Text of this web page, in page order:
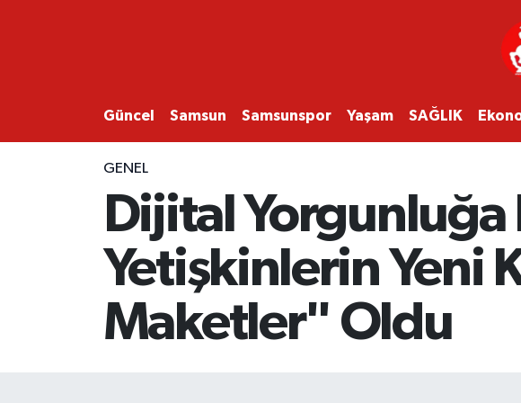
Güncel Samsun Samsunspor Yaşam SAĞLIK
GENEL
Dijital Yorgunluğa
Yetişkinlerin Yeni
Maketler" Oldu
SAMSUN
SAMSUNSPOR
EKONOMİ
YAŞAM